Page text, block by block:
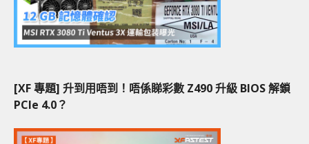
[XF 專題] 升到用唔到！唔係睇彩數 Z490 升級 BIOS 解鎖
PCIe 4.0？